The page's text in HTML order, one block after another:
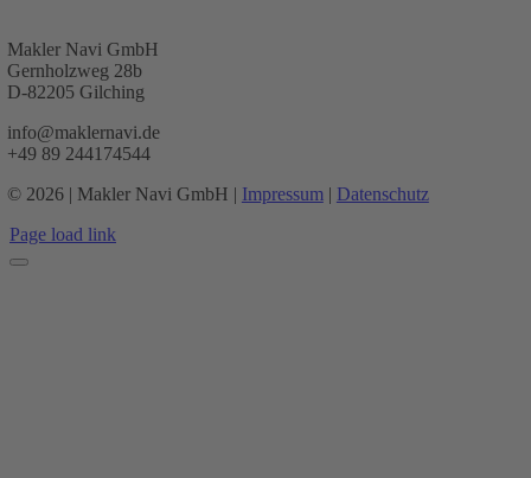
Makler Navi GmbH
Gernholzweg 28b
D-82205 Gilching
info@maklernavi.de
+49 89 244174544
© 2026 | Makler Navi GmbH | Impressum | Datenschutz
Page load link